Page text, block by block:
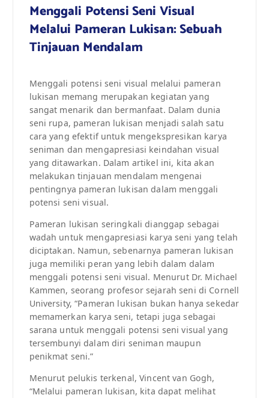
Menggali Potensi Seni Visual
Melalui Pameran Lukisan: Sebuah
Tinjauan Mendalam
Menggali potensi seni visual melalui pameran
lukisan memang merupakan kegiatan yang
sangat menarik dan bermanfaat. Dalam dunia
seni rupa, pameran lukisan menjadi salah satu
cara yang efektif untuk mengekspresikan karya
seniman dan mengapresiasi keindahan visual
yang ditawarkan. Dalam artikel ini, kita akan
melakukan tinjauan mendalam mengenai
pentingnya pameran lukisan dalam menggali
potensi seni visual.
Pameran lukisan seringkali dianggap sebagai
wadah untuk mengapresiasi karya seni yang telah
diciptakan. Namun, sebenarnya pameran lukisan
juga memiliki peran yang lebih dalam dalam
menggali potensi seni visual. Menurut Dr. Michael
Kammen, seorang profesor sejarah seni di Cornell
University, “Pameran lukisan bukan hanya sekedar
memamerkan karya seni, tetapi juga sebagai
sarana untuk menggali potensi seni visual yang
tersembunyi dalam diri seniman maupun
penikmat seni.”
Menurut pelukis terkenal, Vincent van Gogh,
“Melalui pameran lukisan, kita dapat melihat